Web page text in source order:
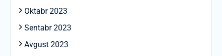
Oktabr 2023
Sentabr 2023
Avgust 2023